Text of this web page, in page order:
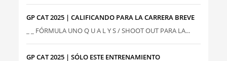
GP CAT 2025 | CALIFICANDO PARA LA CARRERA BREVE
_ _ FÓRMULA UNO Q U A L Y S / SHOOT OUT PARA LA...
GP CAT 2025 | SÓLO ESTE ENTRENAMIENTO